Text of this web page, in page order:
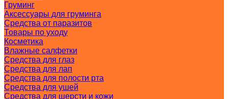
Груминг
Аксессуары для груминга
Средства от паразитов
Товары по уходу
Косметика
Влажные салфетки
Средства для глаз
Средства для лап
Средства для полости рта
Средства для ушей
Средства для шерсти и кожи